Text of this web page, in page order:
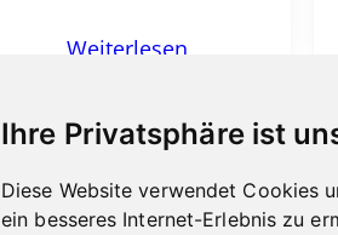
Ihre Privatsphäre ist
Diese Website verwendet Cookies
ein besseres Internet-Erlebnis zu
Weiterlesen